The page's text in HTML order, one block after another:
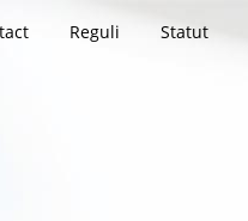
Reguli Statut